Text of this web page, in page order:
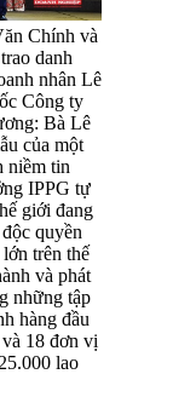
Chính và
danh
nhân Lê
Công ty
Bà Lê
của một
niềm tin
IPPG tự
giới đang
quyền
trên thế
và phát
những tập
hàng đầu
18 đơn vị
lao